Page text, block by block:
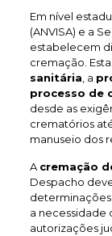
Em nível
(ANVISA) e a
estabelecem
cremação.
sanitária , a
processo de
desde as
crematórios
manuseio dos
A cremação
Despacho
a necessidade
autorizações